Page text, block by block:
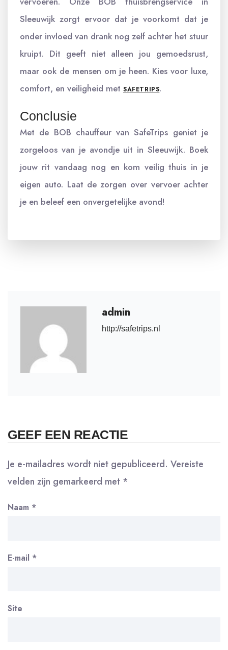
Sleeuwijk zorgt ervoor dat je voorkomt dat je
onder invloed van drank nog zelf achter het stuur
kruipt. Dit geeft niet alleen jou gemoedsrust,
maar ook de mensen om je heen. Kies voor luxe,
comfort, en veiligheid met SAFETRIPS.
Conclusie
Met de BOB chauffeur van SafeTrips geniet je
zorgeloos van je avondje uit in Sleeuwijk. Boek
jouw rit vandaag nog en kom veilig thuis in je
eigen auto. Laat de zorgen over vervoer achter
je en beleef een onvergetelijke avond!
admin
http://safetrips.nl
GEEF EEN REACTIE
Je e-mailadres wordt niet gepubliceerd. Vereiste
velden zijn gemarkeerd met *
Naam *
E-mail *
Site